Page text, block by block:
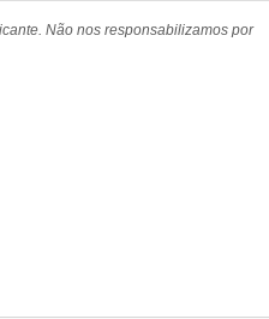
Não nos responsabilizamos por